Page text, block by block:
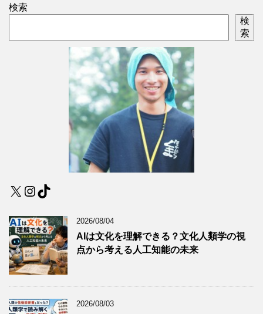
検索
検
索
X Instagram
TikTok
2026/08/04
AIは文化を理解できる？文化人類学の視
点から考える人工知能の未来
2026/08/03